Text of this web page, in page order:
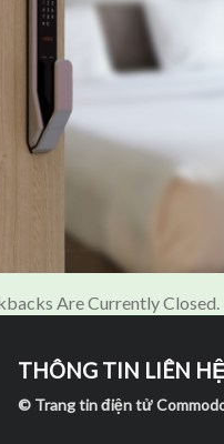
Are Currently Closed.
THÔNG TIN LIÊN HỆ
© Trang tin điện tử